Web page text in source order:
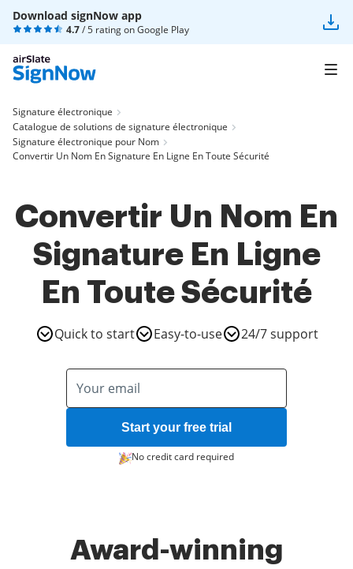
Download signNow app
4.7/ 5 rating onGoogle Play
Signature électronique
Catalogue de solutions de signature électronique
Signature électronique pour Nom
Convertir Un Nom En Signature En Ligne En Toute Sécurité
Convertir Un Nom En
Signature En Ligne
En Toute Sécurité
Quick to start Easy-to-use 24/7 support
Start your free trial
No credit card required
Award-winning